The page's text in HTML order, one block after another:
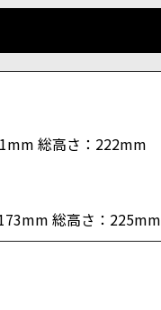
総高さ：222mm
総高さ：225mm